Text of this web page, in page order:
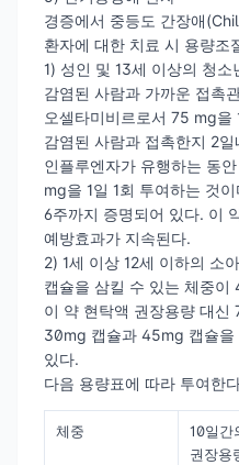
경증에서 중등도 간장애
환자에 대한 치료 시 용량조
1) 성인 및 13세 이상의 청소
감염된 사람과 가까운 접촉
오셀타미비르로서 75 mg을
감염된 사람과 접촉한지 2
인플루엔자가 유행하는 동
mg을 1일 1회 투여하는 것
6주까지 증명되어 있다. 이
예방효과가 지속된다.
2) 1세 이상 12세 이하의 소
캡슐을 삼킬 수 있는 체중
이 약 현탁액 권장용량 대신
30mg 캡슐과 45mg 캡슐을
있다.
다음 용량표에 따라 투여한
체중
10일간
권장용